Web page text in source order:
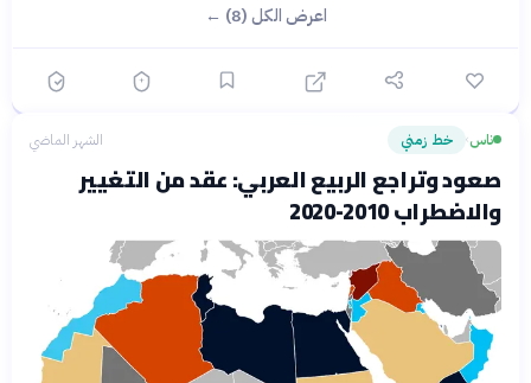
اعرض الكل (8) ←
ناس› خط زمني الشهر الماضي
صعود وتراجع الربيع العربي: عقد من التغيير
والاضطراب 2010-2020